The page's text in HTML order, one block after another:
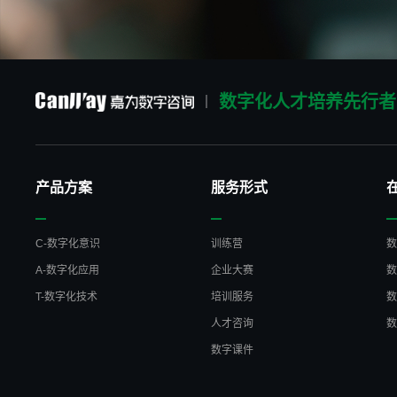
数字化人才培养先行者
产品方案
C-数字化意识
A-数字化应用
T-数字化技术
服务形式
训练营
企业大赛
培训服务
人才咨询
数字课件